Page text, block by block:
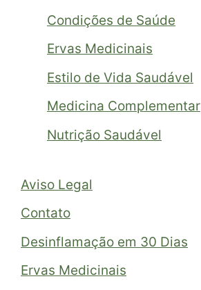
Condições de Saúde
Ervas Medicinais
Estilo de Vida Saudável
Medicina Complementar
Nutrição Saudável
Aviso Legal
Contato
Desinflamação em 30 Dias
Ervas Medicinais